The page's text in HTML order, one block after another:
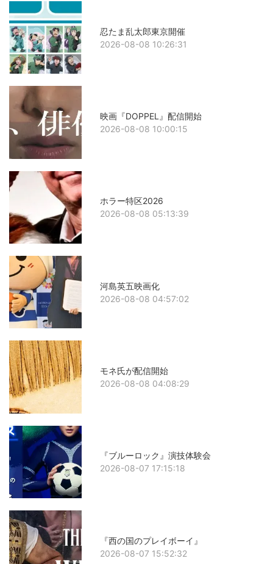
忍たま乱太郎東京開催
2026-08-08 10:26:31
映画『DOPPEL』配信開始
2026-08-08 10:00:15
ホラー特区2026
2026-08-08 05:13:39
河島英五映画化
2026-08-08 04:57:02
モネ氏が配信開始
2026-08-08 04:08:29
『ブルーロック』演技体験会
2026-08-07 17:15:18
『西の国のプレイボーイ』
2026-08-07 15:52:32